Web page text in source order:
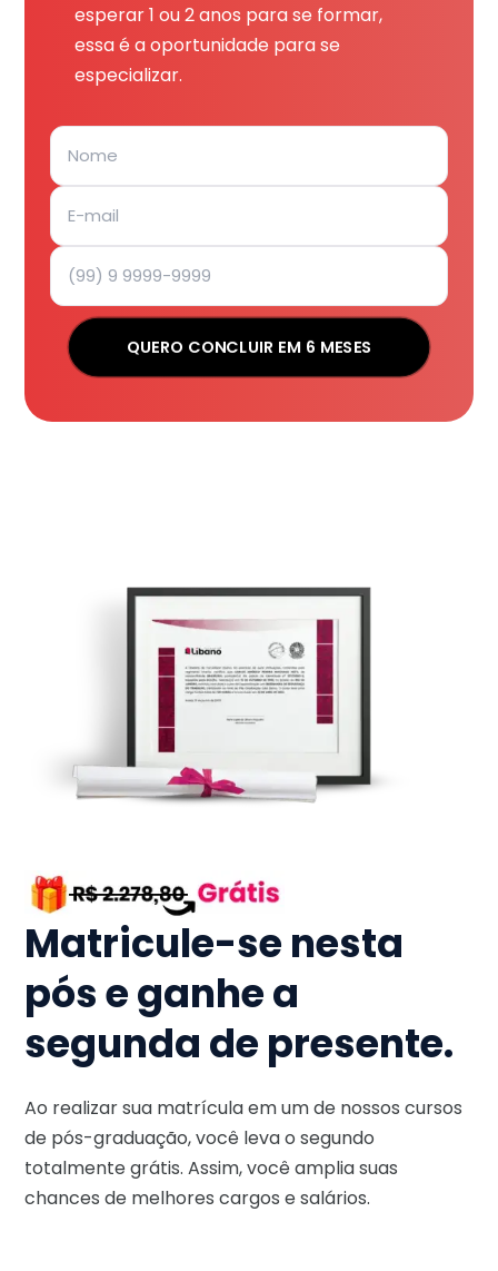
esperar 1 ou 2 anos para se formar,
essa é a oportunidade para se
especializar.
QUERO CONCLUIR EM 6 MESES
Matricule-se nesta
pós e ganhe a
segunda de presente.
Ao realizar sua matrícula em um de nossos cursos
de pós-graduação, você leva o segundo
totalmente grátis. Assim, você amplia suas
chances de melhores cargos e salários.